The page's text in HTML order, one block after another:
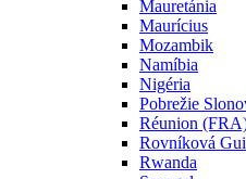
Mauretánia
Maurícius
Mozambik
Namíbia
Nigéria
Pobrežie
Réunion
Rovníková
Rwanda